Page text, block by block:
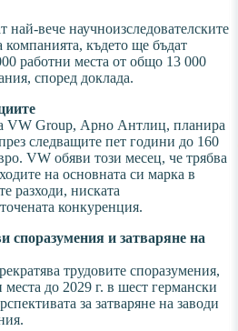
най-вече научноизследователските
компанията, където ще бъдат
работни места от общо 13 000
според доклада.
VW Group, Арно Антлиц, планира
следващите пет години до 160
VW обяви този месец, че трябва
на основната си марка в
разходи, ниската
конкуренция.
споразумения и затваряне на
трудовите споразумения,
места до 2029 г. в шест германски
за затваряне на заводи